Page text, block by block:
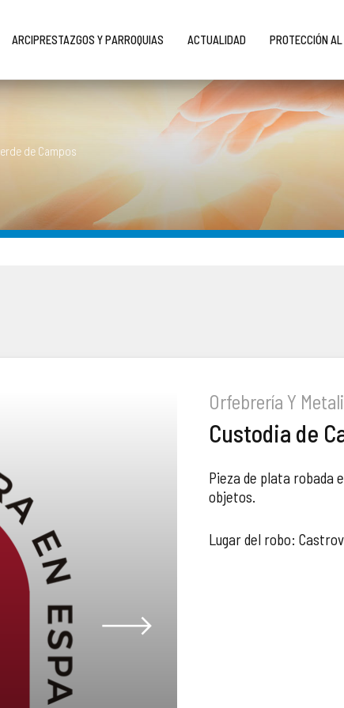
ARCIPRESTAZGOS Y PARROQUIAS ACTUALIDAD PROTECCIÓN AL
de Campos
Orfebrería Y
Custodia de
Pieza de plata robada
objetos.
Lugar del robo: